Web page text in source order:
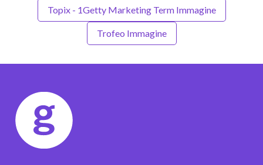
Topix - 1Getty Marketing Term Immagine
Trofeo Immagine